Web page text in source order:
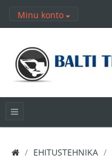
Minu konto
EHITUSTEHNIKA